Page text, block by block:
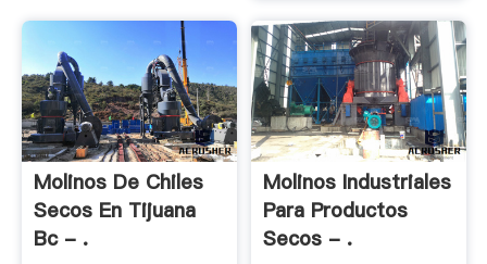
Molinos De Chiles
Secos En Tijuana
Bc - .
Molinos Industriales
Para Productos
Secos - .